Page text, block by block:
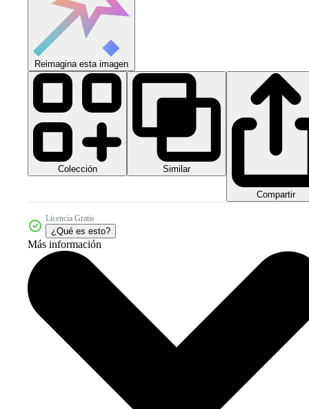
Reimagina esta imagen
Colección Similar
Compartir
Licencia Gratis
¿Qué es esto?
Más información